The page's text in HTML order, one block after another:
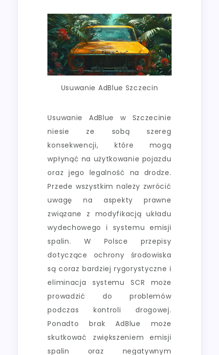
Usuwanie AdBlue Szczecin
Usuwanie AdBlue w Szczecinie
niesie ze sobą szereg
konsekwencji, które mogą
wpłynąć na użytkowanie pojazdu
oraz jego legalność na drodze.
Przede wszystkim należy zwrócić
uwagę na aspekty prawne
związane z modyfikacją układu
wydechowego i systemu emisji
spalin. W Polsce przepisy
dotyczące ochrony środowiska
są coraz bardziej rygorystyczne i
eliminacja systemu SCR może
prowadzić do problemów
podczas kontroli drogowej.
Ponadto brak AdBlue może
skutkować zwiększeniem emisji
spalin oraz negatywnym